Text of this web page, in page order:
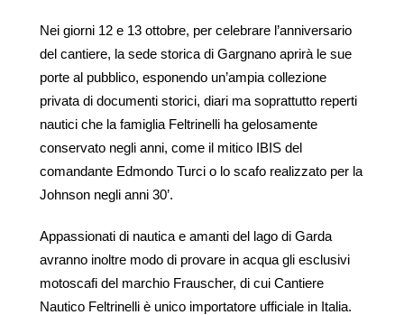
Nei giorni 12 e 13 ottobre, per celebrare l’anniversario
del cantiere, la sede storica di Gargnano aprirà le sue
porte al pubblico, esponendo un’ampia collezione
privata di documenti storici, diari ma soprattutto reperti
nautici che la famiglia Feltrinelli ha gelosamente
conservato negli anni, come il mitico IBIS del
comandante Edmondo Turci o lo scafo realizzato per la
Johnson negli anni 30’.
Appassionati di nautica e amanti del lago di Garda
avranno inoltre modo di provare in acqua gli esclusivi
motoscafi del marchio Frauscher, di cui Cantiere
Nautico Feltrinelli è unico importatore ufficiale in Italia.